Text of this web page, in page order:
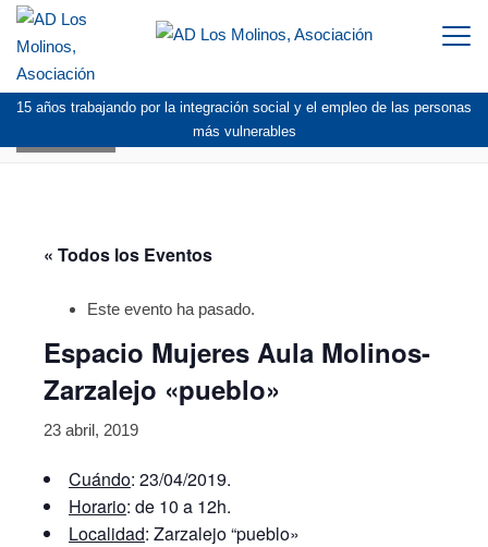
15 años trabajando por la integración social y el empleo de las personas
más vulnerables
« Todos los Eventos
Este evento ha pasado.
Espacio Mujeres Aula Molinos-
Zarzalejo «pueblo»
23 abril, 2019
Cuándo: 23/04/2019.
Horario: de 10 a 12h.
Localidad: Zarzalejo “pueblo»